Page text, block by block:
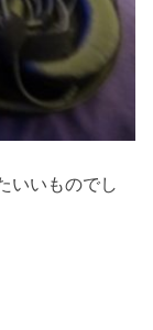
いものでし